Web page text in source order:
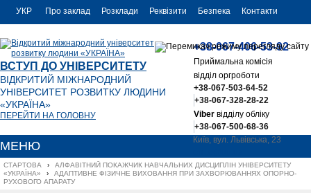
УКР
ENG
Про заклад Розклади Реквізити Безпека Контакти
ВСТУП ДО УНІВЕРСИТЕТУ
ВІДКРИТИЙ МІЖНАРОДНИЙ
УНІВЕРСИТЕТ РОЗВИТКУ ЛЮДИНИ
«УКРАЇНА»
ПЕРЕЙТИ НА ГОЛОВНУ
+38-067-406-53-92
Приймальна комісія
відділ оргроботи
+38-067-503-64-52
+38-067-328-28-22
Viberвідділу обліку
+38-067-500-68-36
Київ, вул. Львівська, 23
МЕНЮ
СТАРТОВА ›
АЛФАВІТНИЙ ПОКАЖЧИК НАВЧАЛЬНИХ ДИСЦИПЛІН УНІВЕРСИТЕТУ
«УКРАЇНА»
›
АДАПТИВНЕ ФІЗИЧНЕ ВИХОВАННЯ ПРИ ЗАХВОРЮВАННЯХ ОПОРНО-
РУХОВОГО АПАРАТУ